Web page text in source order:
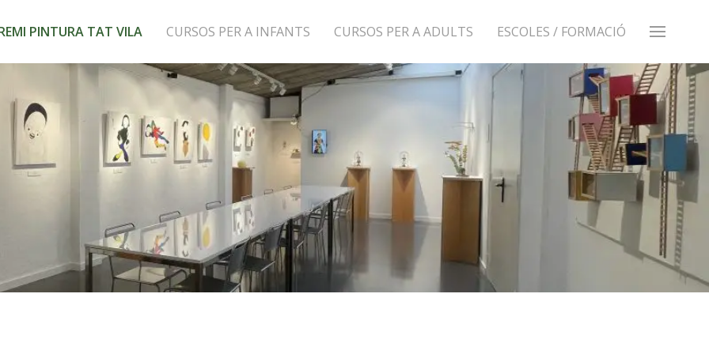
PINTURA TAT VILA CURSOS PER A INFANTS CURSOS PER A ADULTS ESCOLES / FORMACIÓ